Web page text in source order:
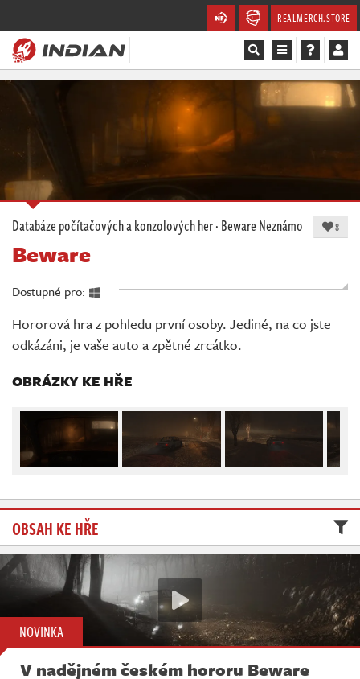
REALMERCH.STORE
Magazín
Recenze
Videa
Soutěže
Databáze
Komunita
Redakce
Databáze počítačových a konzolových her·BewareNeznámo 8
Beware
Dostupné pro:
Hororová hra z pohledu první osoby. Jediné, na co jste
odkázáni, je vaše auto a zpětné zrcátko.
OBRÁZKY KE HŘE
OBSAH KE HŘE
NOVINKA
V nadějném českém hororu Beware